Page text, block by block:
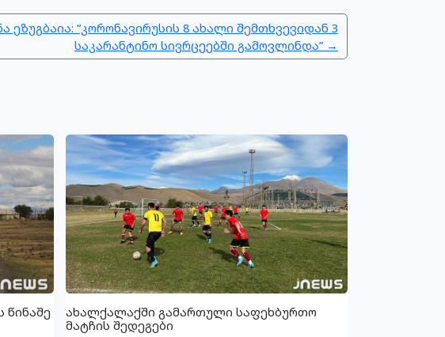
ეზუგბაია: “კორონავირუსის 8 ახალი შემთხვევიდან 3
საკარანტინო სივრცეებში გამოვლინდა” →
წინაშე
ახალქალაქში გამართული საფეხბურთო
მატჩის შედეგები